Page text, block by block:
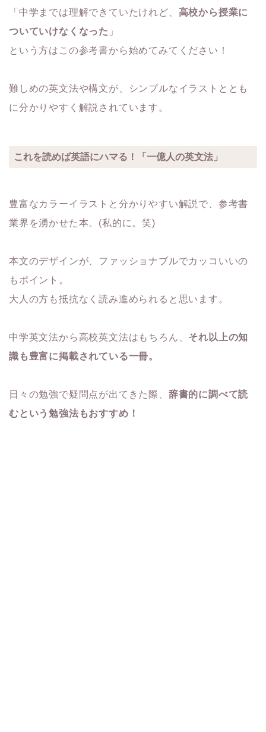
「中学までは理解できていたけれど、 高校から授業に
ついていけなくなった 」
という方はこの参考書から始めてみてください！
難しめの英文法や構文が、シンプルなイラストととも
に分かりやすく解説されています。
これを読めば英語にハマる！「一億人の英文法」
豊富なカラーイラストと分かりやすい解説で、参考書
業界を湧かせた本。(私的に。笑)
本文のデザインが、ファッショナブルでカッコいいの
もポイント。
大人の方も抵抗なく読み進められると思います。
中学英文法から高校英文法はもちろん、 それ以上の知
識も豊富に掲載されている一冊。
日々の勉強で疑問点が出てきた際、 辞書的に調べて読
むという勉強法もおすすめ！